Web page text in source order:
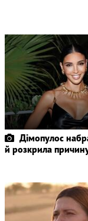
Дімопулос
й розкрила